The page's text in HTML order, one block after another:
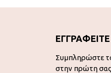
Συμπληρώστε
στην πρώτη σας